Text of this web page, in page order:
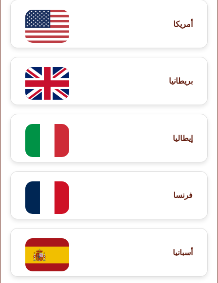
أمريكا
بريطانيا
إيطاليا
فرنسا
أسبانيا